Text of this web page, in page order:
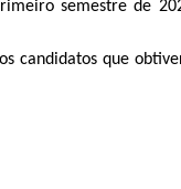
semestre de
candidatos que